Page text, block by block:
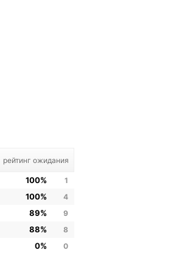
рейтинг ожидания
100% 1
100% 4
89% 9
88% 8
0% 0